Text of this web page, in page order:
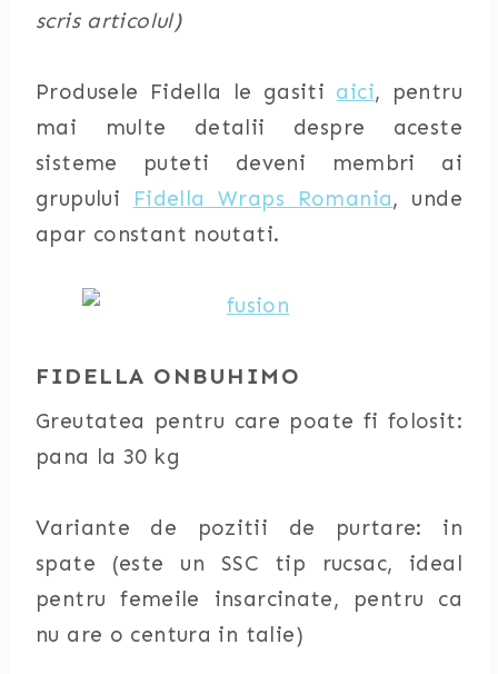
scris articolul)
Produsele Fidella le gasiti aici, pentru
mai multe detalii despre aceste
sisteme puteti deveni membri ai
grupului Fidella Wraps Romania, unde
apar constant noutati.
FIDELLA ONBUHIMO
Greutatea pentru care poate fi folosit:
pana la 30 kg
Variante de pozitii de purtare: in
spate (este un SSC tip rucsac, ideal
pentru femeile insarcinate, pentru ca
nu are o centura in talie)